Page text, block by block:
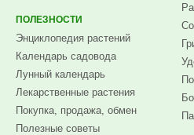
ПОЛЕЗНОСТИ
Энциклопедия растений
Календарь садовода
Лунный календарь
Лекарственные растения
Покупка, продажа, обмен
Полезные советы